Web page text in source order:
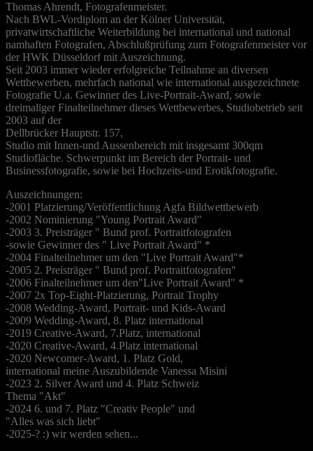
Thomas Ahrendt, Fotografenmeister.
Nach BWL-Vordiplom an der Kölner Universität,
privatwirtschaftliche Weiterbildung bei international und national
namhaften Fotografen, Abschlußprüfung zum Fotografenmeister vor
der HWK Düsseldorf mit Auszeichnung.
Seit 2003 immer wieder erfolgreiche Teilnahme an diversen
Wettbewerben, mehrfach national wie international ausgezeichnete
Fotografie U.a. Gewinner des Live-Portrait-Award, sowie
dreimaliger Finalteilnehmer dieses Wettbewerbes, Studiobetrieb seit
2003 auf der
Dellbrücker Hauptstr. 157,
Studio mit Innen-und Aussenbereich mit insgesamt 300qm
Studiofläche. Schwerpunkt im Bereich der Portrait- und
Businessfotografie, sowie bei Hochzeits-und Erotikfotografie.
Auszeichnungen:
-2001 Platzierung/Veröffentlichung Agfa Bildwettbewerb
-2002 Nominierung "Young Portrait Award"
-2003 3. Preisträger " Bund prof. Portraitfotografen
-sowie Gewinner des " Live Portrait Award" *
-2004 Finalteilnehmer um den "Live Portrait Award"*
-2005 2. Preisträger " Bund prof. Portraitfotografen"
-2006 Finalteilnehmer um den"Live Portrait Award" *
-2007 2x Top-Eight-Platzierung, Portrait Trophy
-2008 Wedding-Award, Portrait- und Kids-Award
-2009 Wedding-Award, 8. Platz international
-2019 Creative-Award, 7.Platz, international
-2020 Creative-Award, 4.Platz international
-2020 Newcomer-Award, 1. Platz Gold,
international meine Auszubildende Vanessa Misini
-2023 2. Silver Award und 4. Platz Schweiz
Thema "Akt"
-2024 6. und 7. Platz "Creativ People" und
"Alles was sich liebt"
-2025-? :) wir werden sehen...